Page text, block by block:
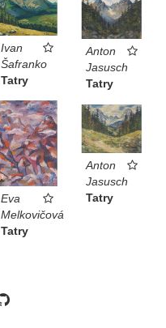
Ivan
Šafranko
Tatry
Anton
Jasusch
Tatry
Eva
Melkovičová
Tatry
Anton
Jasusch
Tatry